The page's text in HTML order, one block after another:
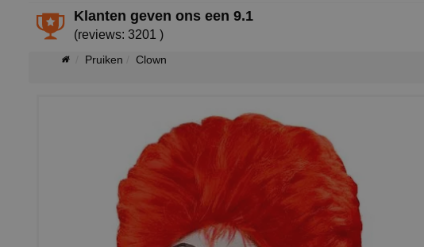
Klanten geven ons een9.1
(reviews: 3201 )
Pruiken Clown